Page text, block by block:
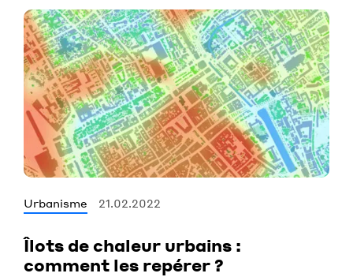
Urbanisme 21.02.2022
Îlots de chaleur urbains :
comment les repérer ?